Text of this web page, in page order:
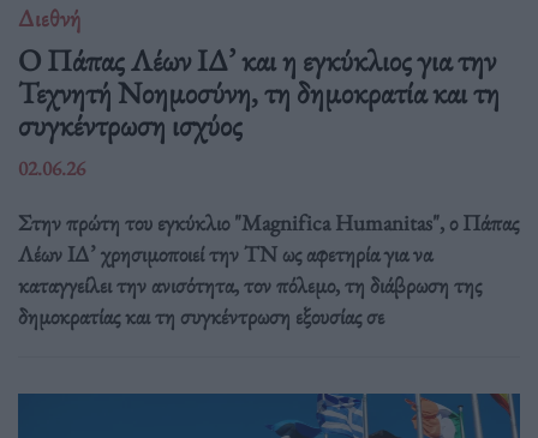
Διεθνή
Ο Πάπας Λέων ΙΔ’ και η εγκύκλιος για την
Τεχνητή Νοημοσύνη, τη δημοκρατία και τη
συγκέντρωση ισχύος
02.06.26
Στην πρώτη του εγκύκλιο "Magnifica Humanitas", ο Πάπας
Λέων ΙΔ’ χρησιμοποιεί την ΤΝ ως αφετηρία για να
καταγγείλει την ανισότητα, τον πόλεμο, τη διάβρωση της
δημοκρατίας και τη συγκέντρωση εξουσίας σε